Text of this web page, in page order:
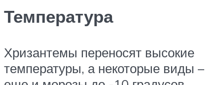
Температура
Хризантемы переносят высокие
температуры, а некоторые виды –